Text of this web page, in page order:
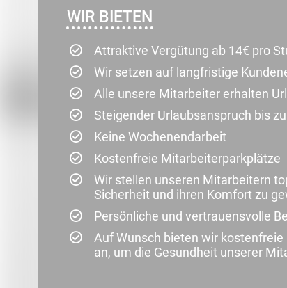
WIR BIETEN
Attraktive Vergütung ab 14€ pro
Wir setzen auf langfristige
Alle unsere Mitarbeiter erhalten
Steigender Urlaubsanspruch bis
Keine Wochenendarbeit
Kostenfreie Mitarbeiterparkplätze
Wir stellen unseren Mitarbeitern
Sicherheit und ihren Komfort zu
Persönliche und vertrauensvolle
Auf Wunsch bieten wir
an, um die Gesundheit unserer